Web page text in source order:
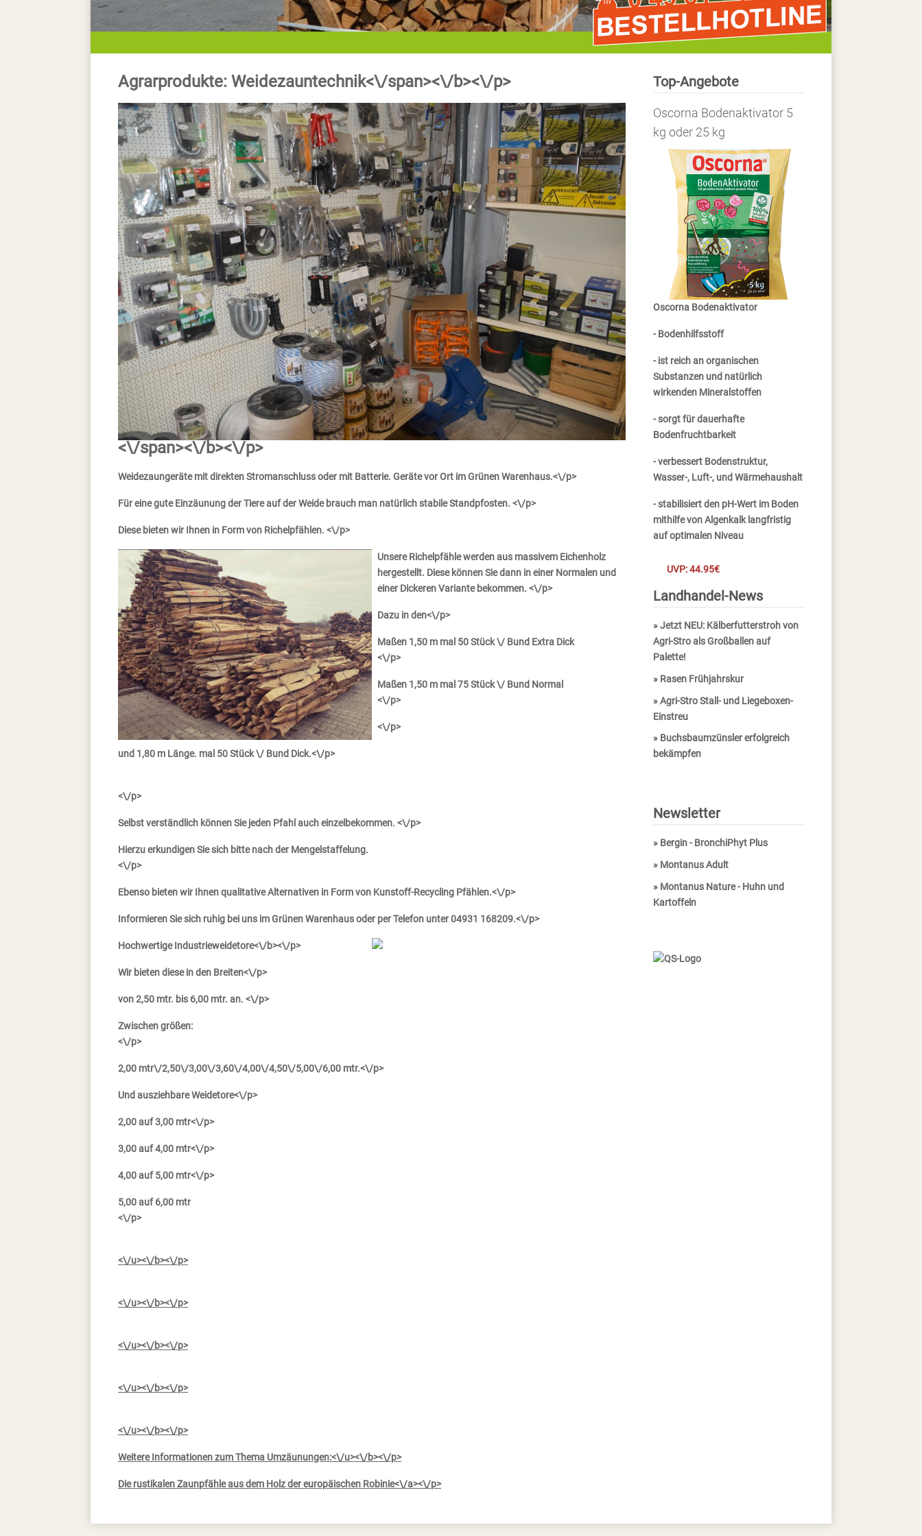
Agrarprodukte: Weidezauntechnik<\/span><\/b><\/p>
<\/span><\/b><\/p>
Weidezaungeräte mit direkten Stromanschluss oder mit Batterie. Geräte vor Ort im Grünen Warenhaus.<\/p>
Für eine gute Einzäunung der Tiere auf der Weide brauch man natürlich stabile Standpfosten. <\/p>
Diese bieten wir Ihnen in Form von Richelpfählen. <\/p>
Unsere Richelpfähle werden aus massivem Eichenholz
hergestellt. Diese können Sie dann in einer Normalen und
einer Dickeren Variante bekommen. <\/p>
Dazu in den<\/p>
Maßen 1,50 m mal 50 Stück \/ Bund Extra Dick
<\/p>
Maßen 1,50 m mal 75 Stück \/ Bund Normal
<\/p>
<\/p>
und 1,80 m Länge. mal 50 Stück \/ Bund Dick.<\/p>
<\/p>
Selbst verständlich können Sie jeden Pfahl auch einzelbekommen. <\/p>
Hierzu erkundigen Sie sich bitte nach der Mengelstaffelung.
<\/p>
Ebenso bieten wir Ihnen qualitative Alternativen in Form von Kunstoff-Recycling Pfählen.<\/p>
Informieren Sie sich ruhig bei uns im Grünen Warenhaus oder per Telefon unter 04931 168209.<\/p>
Hochwertige Industrieweidetore<\/b><\/p>
Wir bieten diese in den Breiten<\/p>
von 2,50 mtr. bis 6,00 mtr. an. <\/p>
Zwischen größen:
<\/p>
2,00 mtr\/2,50\/3,00\/3,60\/4,00\/4,50\/5,00\/6,00 mtr.<\/p>
Und ausziehbare Weidetore<\/p>
2,00 auf 3,00 mtr<\/p>
3,00 auf 4,00 mtr<\/p>
4,00 auf 5,00 mtr<\/p>
5,00 auf 6,00 mtr
<\/p>
<\/u><\/b><\/p>
<\/u><\/b><\/p>
<\/u><\/b><\/p>
<\/u><\/b><\/p>
<\/u><\/b><\/p>
Weitere Informationen zum Thema Umzäunungen:<\/u><\/b><\/p>
Die rustikalen Zaunpfähle aus dem Holz der europäischen Robinie<\/a><\/p>
Top-Angebote
Oscorna Bodenaktivator 5
kg oder 25 kg
Oscorna Bodenaktivator
- Bodenhilfsstoff
- ist reich an organischen
Substanzen und natürlich
wirkenden Mineralstoffen
- sorgt für dauerhafte
Bodenfruchtbarkeit
- verbessert Bodenstruktur,
Wasser-, Luft-, und Wärmehaushalt
- stabilisiert den pH-Wert im Boden
mithilfe von Algenkalk langfristig
auf optimalen Niveau
UVP: 44.95€
Landhandel-News
»Jetzt NEU: Kälberfutterstroh von
Agri-Stro als Großballen auf
Palette!
» Rasen Frühjahrskur
»Agri-Stro Stall- und Liegeboxen-
Einstreu
» Buchsbaumzünsler erfolgreich
bekämpfen
Newsletter
» Bergin - BronchiPhyt Plus
» Montanus Adult
» Montanus Nature - Huhn und
Kartoffeln